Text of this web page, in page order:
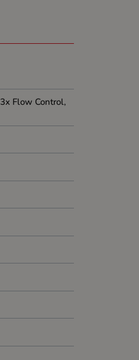
Flow Control,